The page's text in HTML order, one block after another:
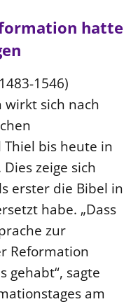
hatte
1546)
wirkt sich nach
bis heute in
zeige sich
erster die Bibel in
habe. „Dass
zur
Reformation
gehabt“, sagte
am